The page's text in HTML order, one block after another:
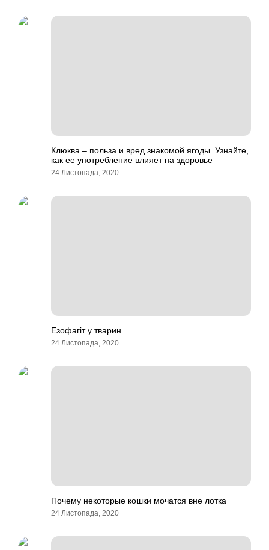
Клюква – польза и вред знакомой ягоды. Узнайте,
как ее употребление влияет на здоровье
24 Листопада, 2020
Езофагіт у тварин
24 Листопада, 2020
Почему некоторые кошки мочатся вне лотка
24 Листопада, 2020